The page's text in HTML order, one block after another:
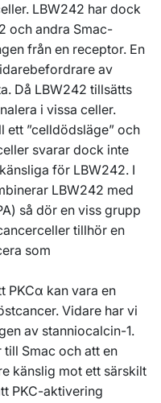
LBW242 har dock
och andra Smac-
från en receptor. En
av
Då LBW242 tillsätts
i vissa celler.
ett ”celldödsläge” och
svarar dock inte
för LBW242. I
LBW242 med
så dör en viss grupp
tillhör en
som
PKCα kan vara en
Vidare har vi
av stanniocalcin-1.
till Smac och att en
känslig mot ett särskilt
PKC-aktivering